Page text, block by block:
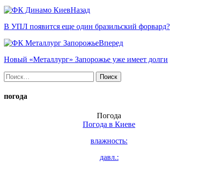
Назад
В УПЛ появится еще один бразильский форвард?
Вперед
Новый «Металлург» Запорожье уже имеет долги
Найти:
погода
Погода
Погода в Киеве
влажность:
давл.: